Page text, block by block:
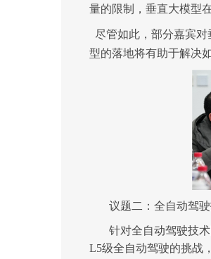
量的限制，垂直大模型
尽管如此， 部分嘉宾对
型的落地将有助于解决
议题二： 全自动驾
针对全自动驾驶技
L5级全自动驾驶的挑战